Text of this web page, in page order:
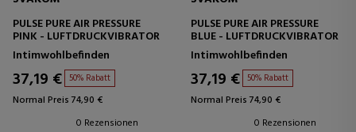
PULSE PURE AIR PRESSURE
PINK - LUFTDRUCKVIBRATOR
Intimwohlbefinden
37,19 € 50% Rabatt
Normal Preis 74,90 €
0 Rezensionen
PULSE PURE AIR PRESSURE
BLUE - LUFTDRUCKVIBRATOR
Intimwohlbefinden
37,19 € 50% Rabatt
Normal Preis 74,90 €
0 Rezensionen